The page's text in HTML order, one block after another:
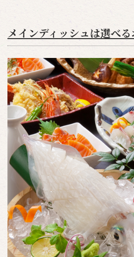
メインディッシュは選べ